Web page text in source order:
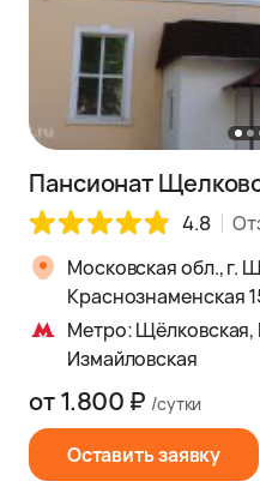
Пансионат
4.8
Московская обл., г.
Краснознаменская
Метро: Щёлковская,
Измайловская
Оставить заявку
от 1.800 ₽ /сутки